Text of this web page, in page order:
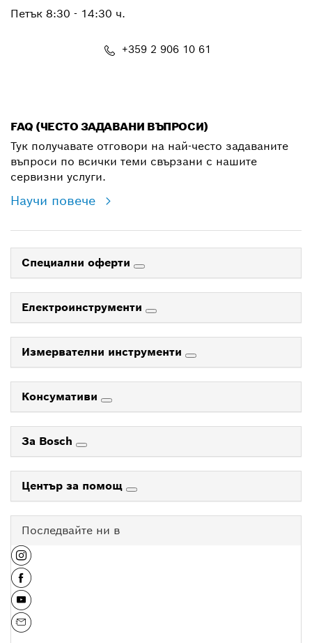
Петък 8:30 - 14:30 ч.
+359 2 906 10 61
FAQ (ЧЕСТО ЗАДАВАНИ ВЪПРОСИ)
Тук получавате отговори на най-често задаваните
въпроси по всички теми свързани с нашите
сервизни услуги.
Научи повече
Специални оферти
Електроинструменти
Измервателни инструменти
Консумативи
За Bosch
Център за помощ
Последвайте ни в